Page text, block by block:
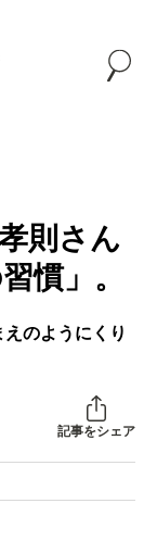
則さん
慣」。
のようにくり
記事をシェア